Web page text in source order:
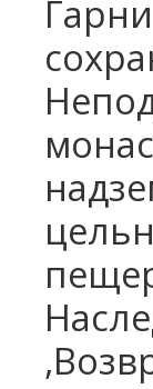
Школьные
5 дней
Школьные
7 дней